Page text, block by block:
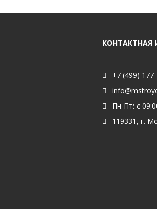
+7 (499)
Пн-Пт: с
119331, г.